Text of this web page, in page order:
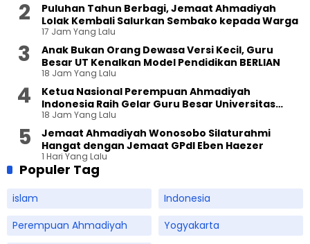
Puluhan Tahun Berbagi, Jemaat Ahmadiyah
Lolak Kembali Salurkan Sembako kepada Warga
17 Jam Yang Lalu
Anak Bukan Orang Dewasa Versi Kecil, Guru
Besar UT Kenalkan Model Pendidikan BERLIAN
18 Jam Yang Lalu
Ketua Nasional Perempuan Ahmadiyah
Indonesia Raih Gelar Guru Besar Universitas
Terbuka
18 Jam Yang Lalu
Jemaat Ahmadiyah Wonosobo Silaturahmi
Hangat dengan Jemaat GPdI Eben Haezer
1 Hari Yang Lalu
Populer Tag
islam
Indonesia
Perempuan Ahmadiyah
Yogyakarta